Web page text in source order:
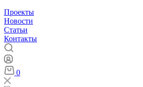
Проекты
Новости
Статьи
Контакты
0